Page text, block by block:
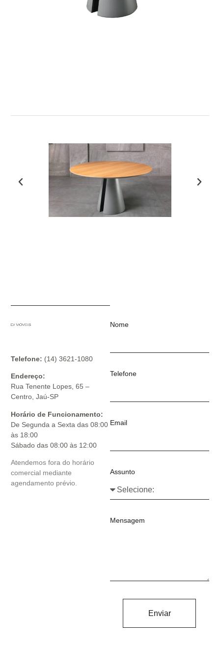
Telefone: (14) 3621-1080
Endereço:
Rua Tenente Lopes, 65 –
Centro, Jaú-SP
Horário de Funcionamento:
De Segunda a Sexta das 08:00
às 18:00
Sábado das 08:00 às 12:00
Atendemos fora do horário
comercial mediante
agendamento prévio.
Nome
Telefone
Email
Assunto
Mensagem
Enviar